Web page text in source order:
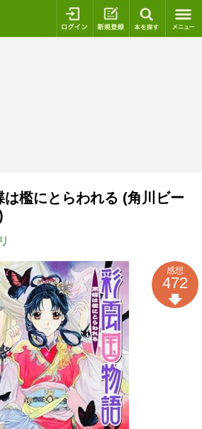
ログイン 新規登録
檻にとらわれる (角川ビー
感想
472